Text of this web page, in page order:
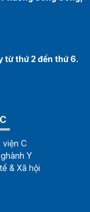
từ thứ 2 đến thứ 6.
viện C
Y
& Xã hội